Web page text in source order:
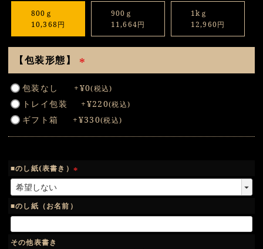
800ｇ
10,368円
900ｇ
11,664円
1kｇ
12,960円
【包装形態】
必
須
)
包装なし +¥0 税込
トレイ包装 +¥220 税込
ギフト箱 +¥330 税込
■のし紙(表書き）
必
)
■のし紙（お名前）
その他表書き